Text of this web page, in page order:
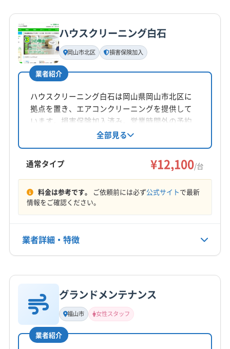
公式HP
公式サイトを見る
基本情報
代表者名
森俊介
所在地
岡山県倉敷市加須山256 中村ビル105
対応地域
岡山市中区
岡山市南区
岡山市北区 笠岡市 玉野市
瀬戸内市
赤磐市
浅口市
備前市
(広島県) 福山市
もっと見る
営業時間
定休日
年中無休
電話番号
090-5371-5522
公式HP
公式サイトを見る
ハウスクリーニング白石
岡山市北区 損害保険加入
業者紹介
ハウスクリーニング白石は岡山県岡山市北区に
拠点を置き、エアコンクリーニングを提供して
います。損害保険加入済み。営業時間外の予約
も相談可能です。基本料金は12100円/台。土日
祝日も対応し、保証付きです。丁寧な作業で快
適な空間作りをサポートします。
全部見る
通常タイプ ¥12,100/台
料金は参考です。 ご依頼前には必ず公式サイトで最新
情報をご確認ください。
業者詳細・特徴
基本情報
代表者名
白石聡
所在地
グランドメンテナンス
福山市 女性スタッフ
業者紹介